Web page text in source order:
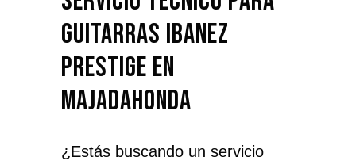
guitarras Ibanez
Prestige en
Majadahonda
¿Estás buscando un servicio